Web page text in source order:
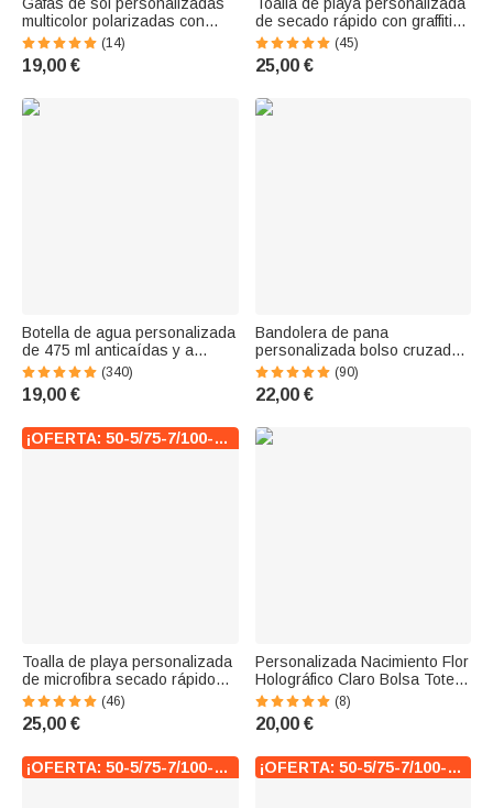
multicolor polarizadas con
protección UV y texto regalo
de fiesta en la playa y
cumpleaños para mujeres y
(14)
19,00 €
de secado rápido con graffiti
de estrella de deporte y
nombre regalo de fiesta y
cumpleaños para niños y
(45)
25,00 €
Botella de agua personalizada
de 475 ml anticaídas y a
prueba de fugas con popote
de silicona animales y nombre
regalo de cumpleaños para
(340)
19,00 €
Bandolera de pana
personalizada bolso cruzado
con linda flor piruleta fresa y
nombre regalo de cumpleaños
vuelta al cole para niños y
(90)
22,00 €
¡OFERTA: 50-5/75-7/100-10!
Toalla de playa personalizada
de microfibra secado rápido
con personaje animado 3D y
nombre regalo de cumpleaños
y playa para niños y adultos
(46)
25,00 €
Personalizada Nacimiento Flor
Holográfico Claro Bolsa Tote
con Nombre Playa Diario Viaje
Accesorios Despedida de
soltera Regalo de boda para
(8)
20,00 €
¡OFERTA: 50-5/75-7/100-10! ¡OFERTA: 50-5/75-7/100-10!